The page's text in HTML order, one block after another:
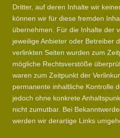
Dritter, auf deren Inhalte wir
können wir für diese fremden
übernehmen. Für die Inhalte der
jeweilige Anbieter oder Betreiber
verlinkten Seiten wurden zum
mögliche Rechtsverstöße
waren zum Zeitpunkt der
permanente inhaltliche Kontrolle
jedoch ohne konkrete
nicht zumutbar. Bei
werden wir derartige Links